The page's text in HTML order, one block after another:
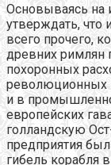
Основываясь на
утверждать, что
всего прочего,
древних римлян
похоронных
революционных
и в
европейских
голландскую
предприятия
гибель корабля